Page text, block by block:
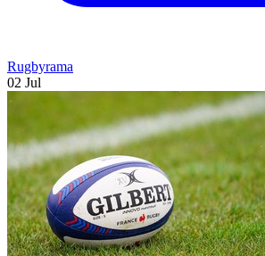
Rugbyrama
02 Jul